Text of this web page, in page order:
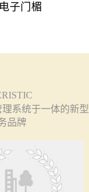
电子门楣
系统于一体的新型
品牌